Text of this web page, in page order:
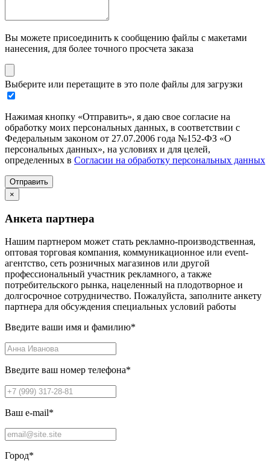
Вы можете присоединить к сообщению файлы с макетами
нанесения, для более точного просчета заказа
Выберите или перетащите в это поле файлы для загрузки
Нажимая кнопку «Отправить», я даю свое согласие на
обработку моих персональных данных, в соответствии с
Федеральным законом от 27.07.2006 года №152-ФЗ «О
персональных данных», на условиях и для целей,
определенных в Согласии на обработку персональных данных
Отправить
×
Анкета партнера
Нашим партнером может стать рекламно-производственная,
оптовая торговая компания, коммуникационное или event-
агентство, сеть розничных магазинов или другой
профессиональный участник рекламного, а также
потребительского рынка, нацеленный на плодотворное и
долгосрочное сотрудничество. Пожалуйста, заполните анкету
партнера для обсуждения специальных условий работы
Введите ваши имя и фамилию*
Введите ваш номер телефона*
Ваш e-mail*
Город*